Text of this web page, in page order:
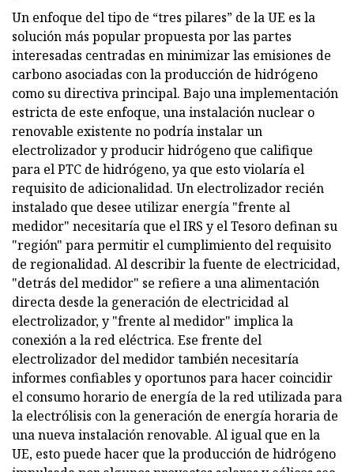
Un enfoque del tipo de “tres pilares” de la UE es la
solución más popular propuesta por las partes
interesadas centradas en minimizar las emisiones de
carbono asociadas con la producción de hidrógeno
como su directiva principal. Bajo una implementación
estricta de este enfoque, una instalación nuclear o
renovable existente no podría instalar un
electrolizador y producir hidrógeno que califique
para el PTC de hidrógeno, ya que esto violaría el
requisito de adicionalidad. Un electrolizador recién
instalado que desee utilizar energía "frente al
medidor" necesitaría que el IRS y el Tesoro definan su
"región" para permitir el cumplimiento del requisito
de regionalidad. Al describir la fuente de electricidad,
"detrás del medidor" se refiere a una alimentación
directa desde la generación de electricidad al
electrolizador, y "frente al medidor" implica la
conexión a la red eléctrica. Ese frente del
electrolizador del medidor también necesitaría
informes confiables y oportunos para hacer coincidir
el consumo horario de energía de la red utilizada para
la electrólisis con la generación de energía horaria de
una nueva instalación renovable. Al igual que en la
UE, esto puede hacer que la producción de hidrógeno